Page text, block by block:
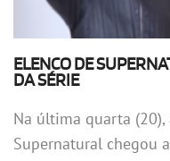
ELENCO DE
DA SÉRIE
Na última quarta
Supernatural chegou